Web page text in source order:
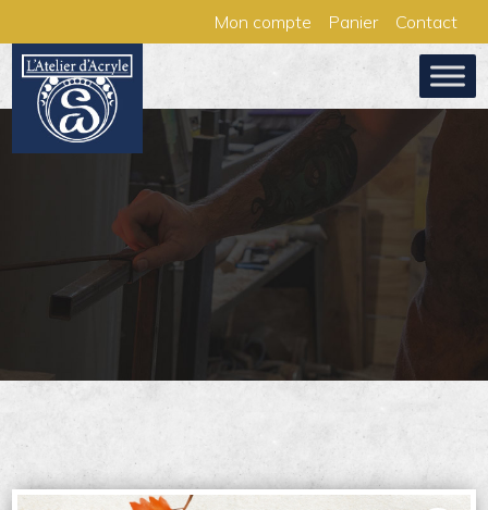
au
contenu
Mon compte Panier Contact
Panneau de gestion des cookies